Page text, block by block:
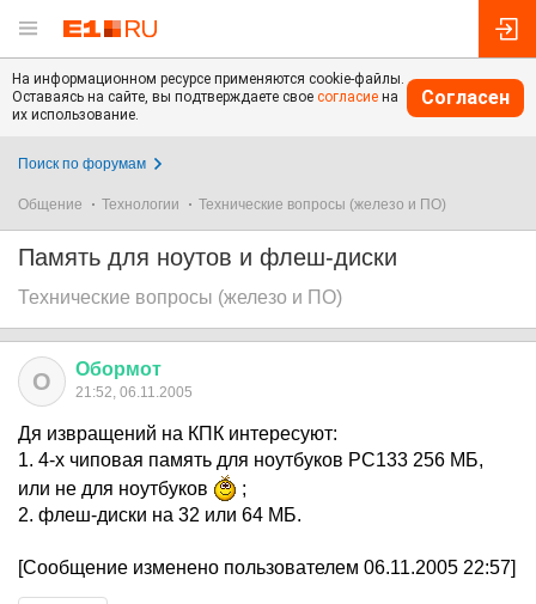
На информационном ресурсе применяются cookie-файлы.
Оставаясь на сайте, вы подтверждаете свое согласие на
их использование.
Согласен
Поиск по форумам
Общение Технологии Технические вопросы (железо и ПО)
Память для ноутов и флеш-диски
Технические вопросы (железо и ПО)
О Обормот
21:52, 06.11.2005
Дя извращений на КПК интересуют:
1. 4-х чиповая память для ноутбуков РС133 256 МБ,
или не для ноутбуков
;
2. флеш-диски на 32 или 64 МБ.
[Сообщение изменено пользователем 06.11.2005 22:57]